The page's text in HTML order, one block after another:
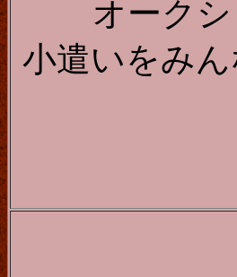
オーク
小遣いをみ